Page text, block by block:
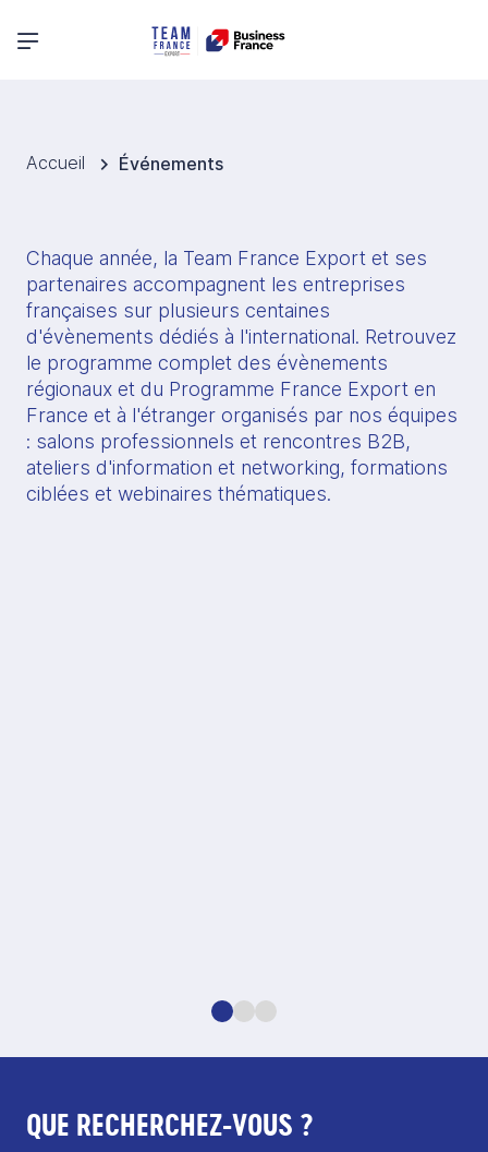
Menu principal
Accueil Événements
Chaque année, la Team France Export et ses
partenaires accompagnent les entreprises
françaises sur plusieurs centaines
d'évènements dédiés à l'international. Retrouvez
le programme complet des évènements
régionaux et du Programme France Export en
France et à l'étranger organisés par nos équipes
: salons professionnels et rencontres B2B,
ateliers d'information et networking, formations
ciblées et webinaires thématiques.
QUE RECHERCHEZ-VOUS ?